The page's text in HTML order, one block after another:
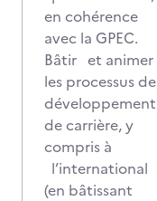
en cohérence
avec la GPEC.
Bâtir et animer
les processus de
développement
de carrière, y
compris à
l’international
(en bâtissant